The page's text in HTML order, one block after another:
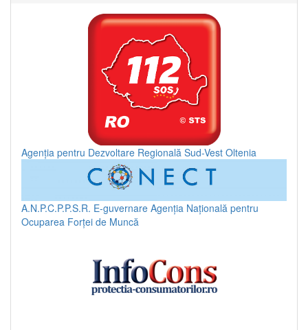
Agenția pentru Dezvoltare Regională Sud-Vest Oltenia
A.N.P.C.P.P.S.R. E-guvernare Agenția Națională pentru
Ocuparea Forței de Muncă